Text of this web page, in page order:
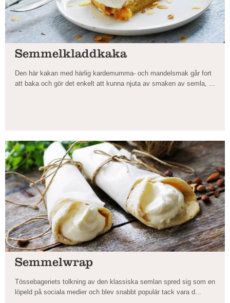
Semmelkladdkaka
Den här kakan med härlig kardemumma- och mandelsmak går fort
att baka och gör det enkelt att kunna njuta av smaken av semla, ...
Semmelwrap
Tössebageriets tolkning av den klassiska semlan spred sig som en
löpeld på sociala medier och blev snabbt populär tack vara d...